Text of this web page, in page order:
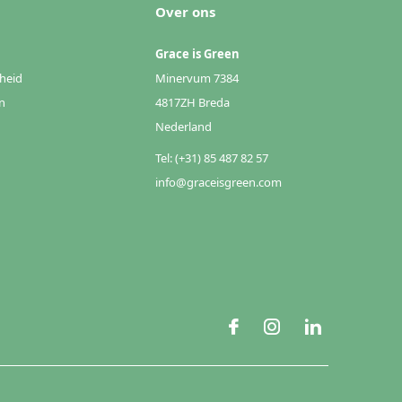
Over ons
Grace is Green
Minervum 7384
4817ZH Breda
Nederland
Tel: (+31) 85 487 82 57
info@graceisgreen.com